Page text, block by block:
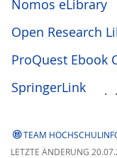
Nomos eLib­rary
Open Research
ProQuest Ebook
SpringerLink
TEAM
LETZTE ÄNDERUNG